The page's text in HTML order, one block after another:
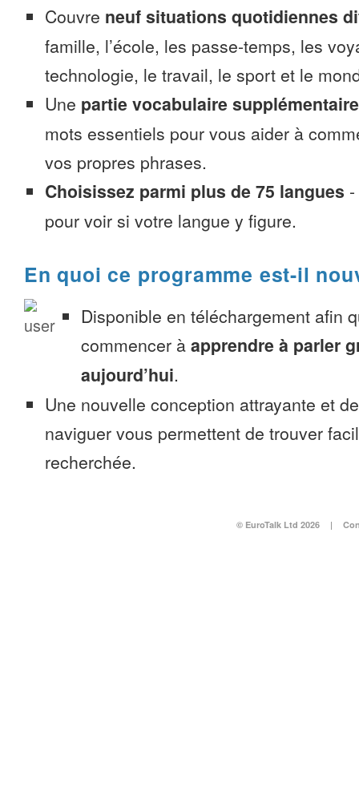
Couvre neuf situations quotidiennes
famille, l’école, les passe-temps, les
technologie, le travail, le sport et le
Une partie vocabulaire supplémentaire
mots essentiels pour vous aider à
vos propres phrases.
Choisissez parmi plus de 75 langues -
pour voir si votre langue y figure.
En quoi ce programme est-il
Disponible en téléchargement afin
commencer à apprendre à parler
aujourd’hui.
Une nouvelle conception attrayante et
naviguer vous permettent de trouver
recherchée.
© EuroTalk Ltd 2026 |